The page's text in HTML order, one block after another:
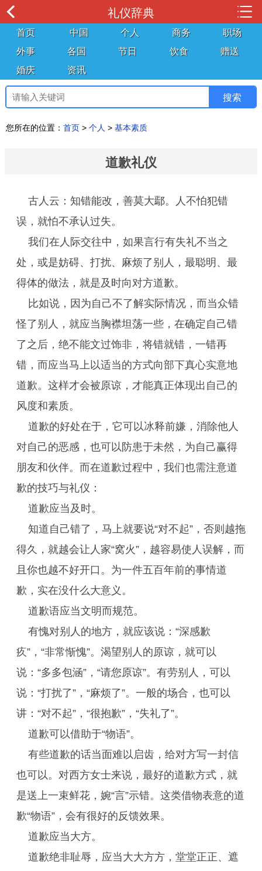
礼仪辞典
首页 中国 个人 商务
职场
外事
各国 节日 饮食
赠送
婚庆
资讯
您所在的位置： 首页 > 个人 > 基本素质
道歉礼仪
古人云：知错能改，善莫大鄢。人不怕犯错
误，就怕不承认过失。
我们在人际交往中，如果言行有失礼不当之
处，或是妨碍、打扰、麻烦了别人，最聪明、最
得体的做法，就是及时向对方道歉。
比如说，因为自己不了解实际情况，而当众错
怪了别人，就应当胸襟坦荡一些，在确定自己错
了之后，绝不能文过饰非，将错就错，一错再
错，而应当马上以适当的方式向部下真心实意地
道歉。这样才会被原谅，才能真正体现出自己的
风度和素质。
道歉的好处在于，它可以冰释前嫌，消除他人
对自己的恶感，也可以防患于未然，为自己赢得
朋友和伙伴。而在道歉过程中，我们也需注意道
歉的技巧与礼仪：
道歉应当及时。
知道自己错了，马上就要说“对不起”，否则越拖
得久，就越会让人家“窝火”，越容易使人误解，而
且你也越不好开口。为一件五百年前的事情道
歉，实在没什么大意义。
道歉语应当文明而规范。
有愧对别人的地方，就应该说：“深感歉
疚”，“非常惭愧”。渴望别人的原谅，就可以
说：“多多包涵”，“请您原谅”。有劳别人，可以
说：“打扰了”，“麻烦了”。一般的场合，也可以
讲：“对不起”，“很抱歉”，“失礼了”。
道歉可以借助于“物语”。
有些道歉的话当面难以启齿，给对方写一封信
也可以。对西方女士来说，最好的道歉方式，就
是送上一束鲜花，婉“言”示错。这类借物表意的道
歉“物语”，会有很好的反馈效果。
道歉应当大方。
道歉绝非耻辱，应当大大方方，堂堂正正、遮